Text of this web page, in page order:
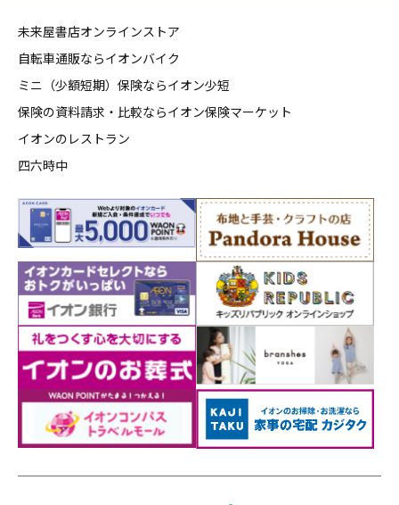
未来屋書店オンラインストア
自転車通販ならイオンバイク
ミニ（少額短期）保険ならイオン少短
保険の資料請求・比較ならイオン保険マーケット
イオンのレストラン
四六時中